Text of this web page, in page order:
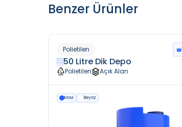
Benzer Ürünler
Polietilen
50 Litre Dik Depo
Polietilen Açık Alan
Mavi Beyaz